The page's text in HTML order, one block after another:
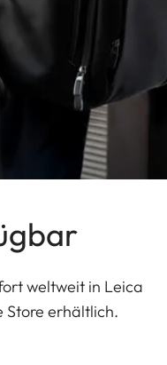
weltweit in Leica
Store erhältlich.